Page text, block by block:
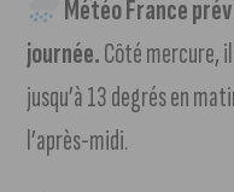
Météo France
journée.Côté mercure,
jusqu’à 13 degrés en
l’après-midi.